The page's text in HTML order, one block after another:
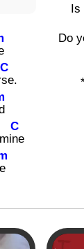
C
se.
C
ne
Is
Do